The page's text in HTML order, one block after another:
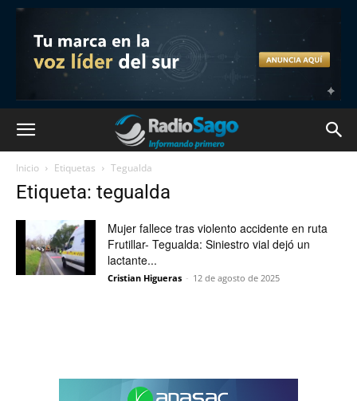
Inicio Etiquetas Tegualda
Etiqueta: tegualda
Mujer fallece tras violento accidente en ruta
Frutillar- Tegualda: Siniestro vial dejó un
lactante...
Cristian Higueras - 12 de agosto de 2025